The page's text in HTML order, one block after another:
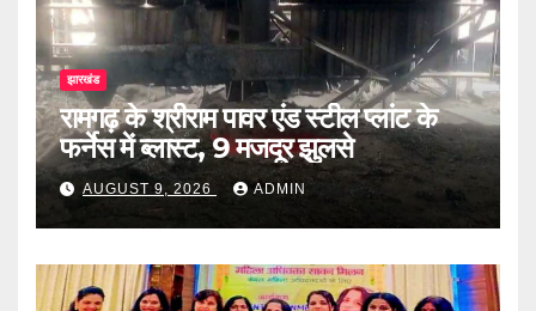
झारखंड
रामगढ़ के श्रीराम पावर एंड स्टील प्लांट के
फर्नेस में ब्लास्ट, 9 मजदूर झुलसे
AUGUST 9, 2026 ADMIN